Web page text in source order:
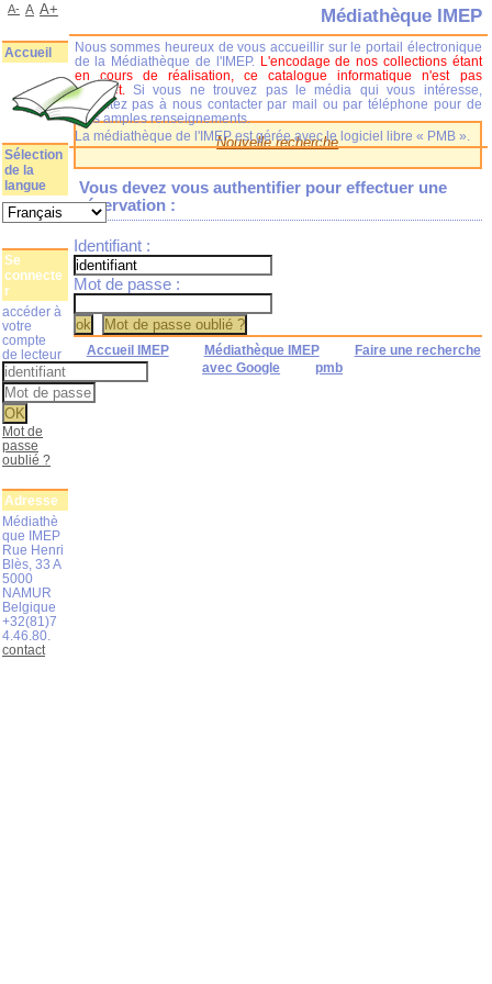
Nouvelle recherche
Vous devez vous authentifier pour effectuer une
réservation :
Identifiant :
Mot de passe :
Accueil IMEP Médiathèque IMEP
Faire une recherche
avec Google
pmb
Médiathèque IMEP
Nous sommes heureux de vous accueillir sur le portail électronique
de la Médiathèque de l'IMEP. L'encodage de nos collections étant
en cours de réalisation, ce catalogue informatique n'est pas
complet.
Si vous ne trouvez pas le média qui vous intéresse,
n'hésitez pas à nous contacter par mail ou par téléphone pour de
plus amples renseignements.
La médiathèque de l'IMEP est gérée avec le logiciel libre « PMB ».
A- A A+
Accueil
Sélection
de la
langue
Se
connecte
r
accéder à
votre
compte
de lecteur
Mot de
passe
oublié ?
Adresse
Médiathè
que IMEP
Rue Henri
Blès, 33 A
5000
NAMUR
Belgique
+32(81)7
4.46.80.
contact